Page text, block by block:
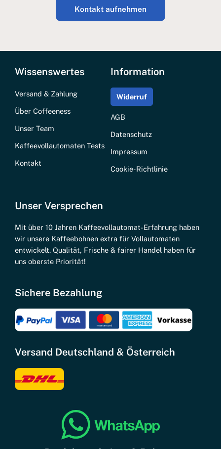
Kontakt aufnehmen
Wissenswertes
Versand & Zahlung
Über Coffeeness
Unser Team
Kaffeevollautomaten Tests
Kontakt
Information
Widerruf
AGB
Datenschutz
Impressum
Cookie-Richtlinie
Unser Versprechen
Mit über 10 Jahren Kaffeevollautomat-Erfahrung haben
wir unsere Kaffeebohnen extra für Vollautomaten
entwickelt. Qualität, Frische & fairer Handel haben für
uns oberste Priorität!
Sichere Bezahlung
Versand Deutschland & Österreich